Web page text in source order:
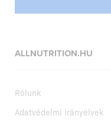
ALLNUTRITION.HU
Rólunk
Adatvédelmi irányelvek